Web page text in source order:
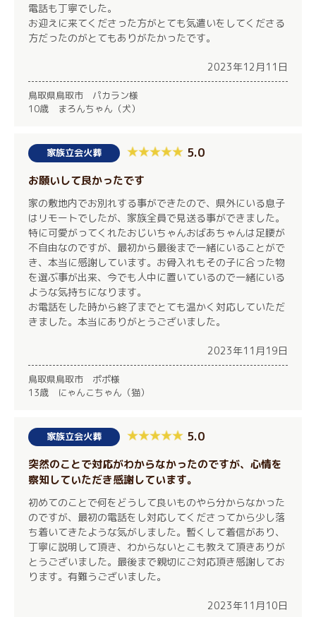
電話も丁寧でした。
お迎えに来てくださった方がとても気遣いをしてくださる
方だったのがとてもありがたかったです。
2023年12月11日
鳥取県鳥取市 パカラン様
10歳 まろんちゃん（犬）
家族立会火葬 5.0
お願いして良かったです
家の敷地内でお別れする事ができたので、県外にいる息子
はリモートでしたが、家族全員で見送る事ができました。
特に可愛がってくれたおじいちゃんおばあちゃんは足腰が
不自由なのですが、最初から最後まで一緒にいることがで
き、本当に感謝しています。お骨入れもその子に合った物
を選ぶ事が出来、今でも人中に置いているので一緒にいる
ような気持ちになります。
お電話をした時から終了までとても温かく対応していただ
きました。本当にありがとうございました。
2023年11月19日
鳥取県鳥取市 ポポ様
13歳 にゃんこちゃん（猫）
家族立会火葬 5.0
突然のことで対応がわからなかったのですが、心情を
察知していただき感謝しています。
初めてのことで何をどうして良いものやら分からなかった
のですが、最初の電話をし対応してくださってから少し落
ち着いてきたような気がしました。暫くして着信があり、
丁寧に説明して頂き、わからないとこも教えて頂きありが
とうございました。最後まで親切にご対応頂き感謝してお
ります。有難うございました。
2023年11月10日